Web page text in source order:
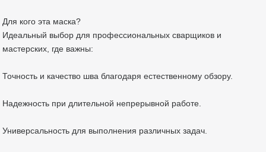
Для кого эта маска?
Идеальный выбор для профессиональных сварщиков и
мастерских, где важны:
Точность и качество шва благодаря естественному обзору.
Надежность при длительной непрерывной работе.
Универсальность для выполнения различных задач.